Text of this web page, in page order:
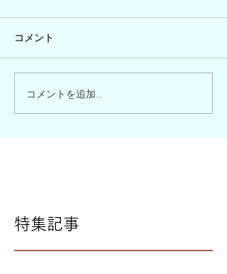
コメント
コメントを追加…
特集記事